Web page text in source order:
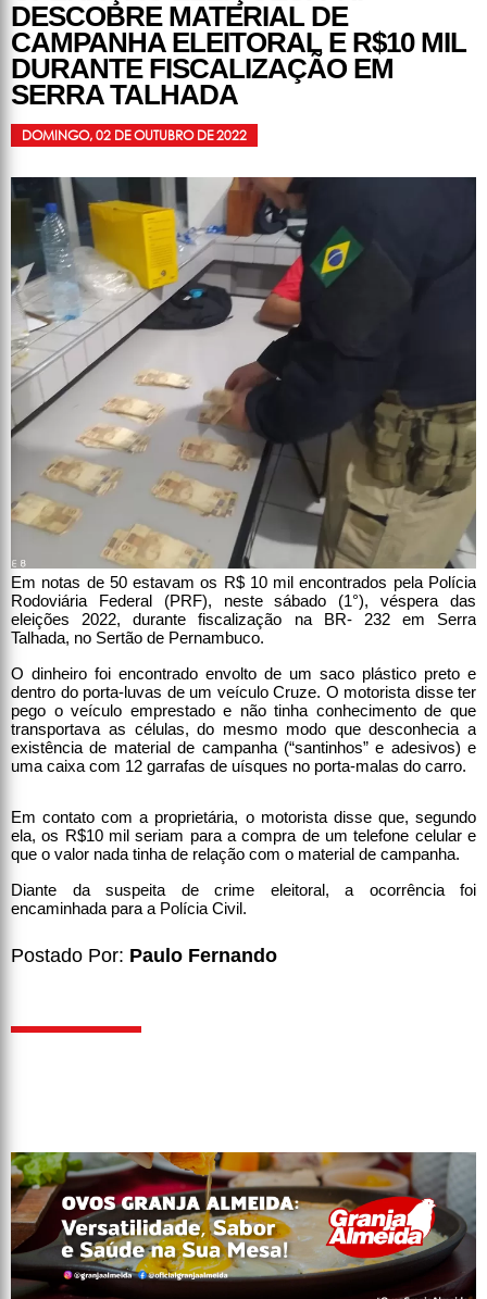
DESCOBRE MATERIAL DE
CAMPANHA ELEITORAL E R$10 MIL
DURANTE FISCALIZAÇÃO EM
SERRA TALHADA
DOMINGO, 02 DE OUTUBRO DE 2022
Em notas de 50 estavam os R$ 10 mil encontrados pela Polícia
Rodoviária Federal (PRF), neste sábado (1°), véspera das
eleições 2022, durante fiscalização na BR- 232 em Serra
Talhada, no Sertão de Pernambuco.
O dinheiro foi encontrado envolto de um saco plástico preto e
dentro do porta-luvas de um veículo Cruze. O motorista disse ter
pego o veículo emprestado e não tinha conhecimento de que
transportava as células, do mesmo modo que desconhecia a
existência de material de campanha (“santinhos” e adesivos) e
uma caixa com 12 garrafas de uísques no porta-malas do carro.
Em contato com a proprietária, o motorista disse que, segundo
ela, os R$10 mil seriam para a compra de um telefone celular e
que o valor nada tinha de relação com o material de campanha.
Diante da suspeita de crime eleitoral, a ocorrência foi
encaminhada para a Polícia Civil.
Postado Por: Paulo Fernando